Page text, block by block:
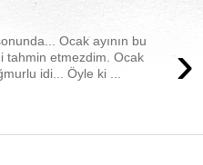
›
Ocak ayının bu
tahmin etmezdim. Ocak
idi... Öyle ki ...